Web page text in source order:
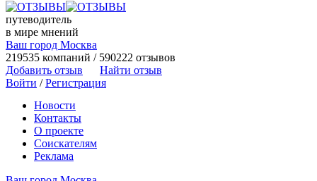
путеводитель
в мире мнений
Ваш город Москва
219535 компаний / 590222 отзывов
Добавить отзыв
Найти отзыв
Войти /Регистрация
Новости
Контакты
О проекте
Соискателям
Реклама